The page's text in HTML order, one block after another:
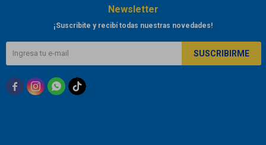
Newsletter
¡Suscribite y recibí todas nuestras novedades!
SUSCRIBIRME
  